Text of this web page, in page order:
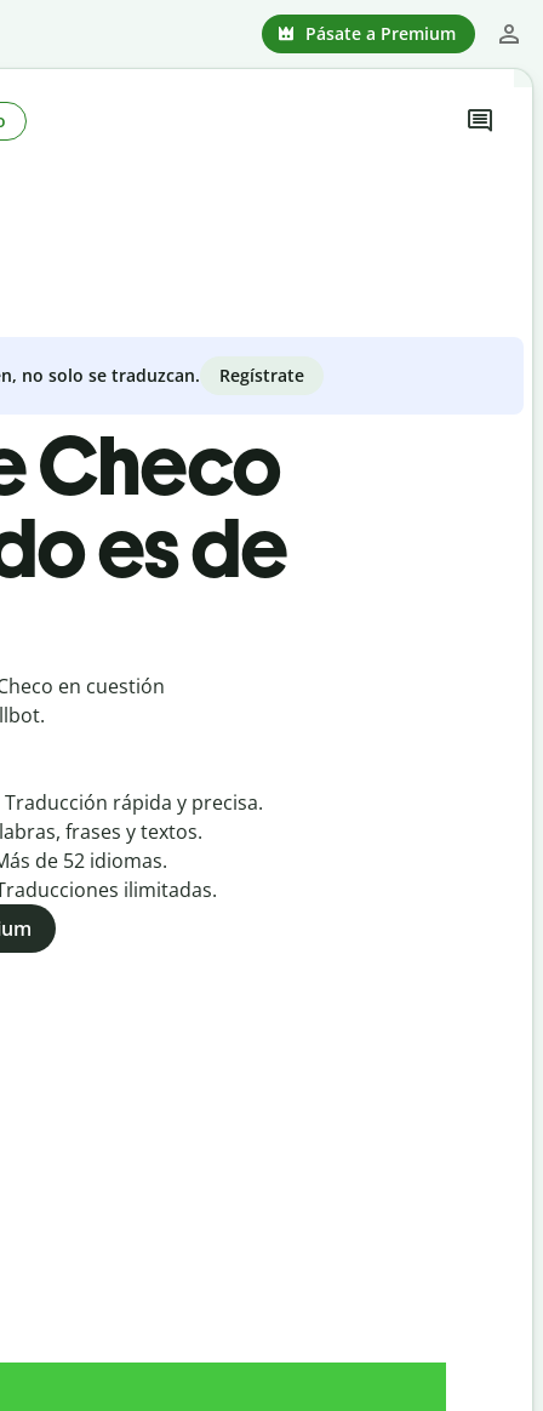
Pásate a Premium
no solo se traduzcan. Regístrate
Checo
es de
en cuestión
Traducción rápida y precisa.
frases y textos.
de 52 idiomas.
ilimitadas.